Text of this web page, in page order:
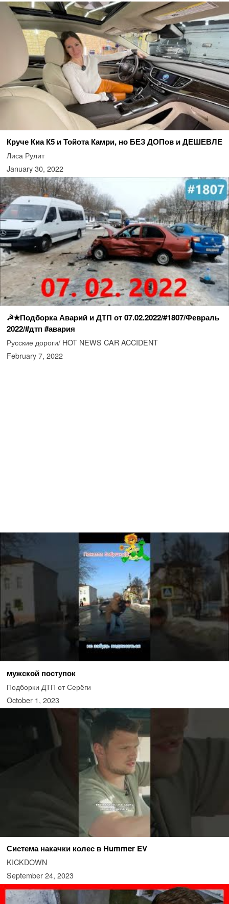
Круче Киа К5 и Тойота Камри, но БЕЗ ДОПов и ДЕШЕВЛЕ
Лиса Рулит
January 30, 2022
☭★Подборка Аварий и ДТП от 07.02.2022/#1807/Февраль
2022/#дтп #авария
Русские дороги/ HOT NEWS CAR ACCIDENT
February 7, 2022
мужской поступок
Подборки ДТП от Серёги
October 1, 2023
Система накачки колес в Hummer EV
KICKDOWN
September 24, 2023